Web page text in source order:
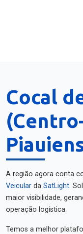
Cocal
A região agora conta
Veicular da SatLight.
maior visibilidade,
operação logística.
Temos a melhor